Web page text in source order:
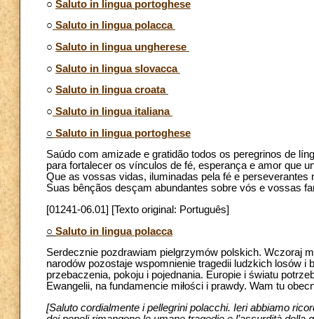
○ Saluto in lingua portoghese
○ Saluto in lingua polacca
○ Saluto in lingua ungherese
○ Saluto in lingua slovacca
○ Saluto in lingua croata
○ Saluto in lingua italiana
○ Saluto in lingua portoghese
Saúdo com amizade e gratidão todos os peregrinos de
para fortalecer os vínculos de fé, esperança e amor que
Que as vossas vidas, iluminadas pela fé e
Suas bênçãos desçam abundantes sobre vós e vossas
[01241-06.01] [Texto original: Português]
○ Saluto in lingua polacca
Serdecznie pozdrawiam pielgrzymów polskich. Wczoraj
narodów pozostaje wspomnienie tragedii ludzkich losów
przebaczenia, pokoju i pojednania. Europie i światu
Ewangelii, na fundamencie miłości i prawdy. Wam tu
[Saluto cordialmente i pellegrini polacchi. Ieri abbiamo